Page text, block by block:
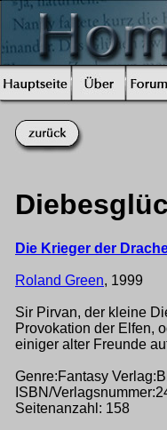
Die Krieger der
Roland Green, 1999
Sir Pirvan, der kleine
Provokation der Elfen,
einiger alter Freunde
Genre:Fantasy
ISBN/
Seitenanzahl: 158